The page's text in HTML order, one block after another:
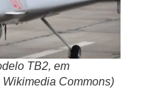
TB2, em
Commons)